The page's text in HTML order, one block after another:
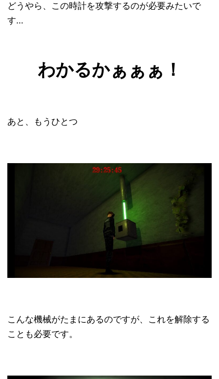
どうやら、この時計を攻撃するのが必要みたいで
す…
わかるかぁぁぁ！
あと、もうひとつ
こんな機械がたまにあるのですが、これを解除する
ことも必要です。